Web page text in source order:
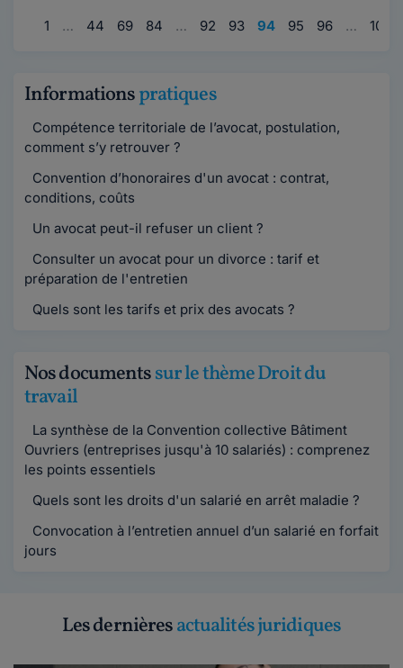
1 … 44 69 84 … 92 93 94 95 96 … 104
Informationspratiques
Compétence territoriale de l’avocat, postulation,
comment s’y retrouver ?
Convention d’honoraires d'un avocat : contrat,
conditions, coûts
Un avocat peut-il refuser un client ?
Consulter un avocat pour un divorce : tarif et
préparation de l'entretien
Quels sont les tarifs et prix des avocats ?
Nos documentssur le thème Droit du
travail
La synthèse de la Convention collective Bâtiment
Ouvriers (entreprises jusqu'à 10 salariés) : comprenez
les points essentiels
Quels sont les droits d'un salarié en arrêt maladie ?
Convocation à l’entretien annuel d’un salarié en forfait
jours
Les dernièresactualités juridiques